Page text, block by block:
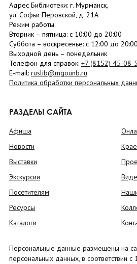
Адрес Библиотеки: г. Мурманск,
ул. Софьи Перовской, д. 21А
Режим работы:
Вторник – пятница: с 10:00 до 20:00
Суббота – воскресенье: c 12:00 до 20:00
Выходной день – понедельник
Телефон для справок: +7 (8152) 45-08-
E-mail: ruslib@mgounb.ru
Политика обработки персональных
РАЗДЕЛЫ САЙТА
Афиша
Новости
Выставки
Экскурсии
Посетителям
Ресурсы
Каталоги
Персональные данные размещены на
персональных данных, в соответствии